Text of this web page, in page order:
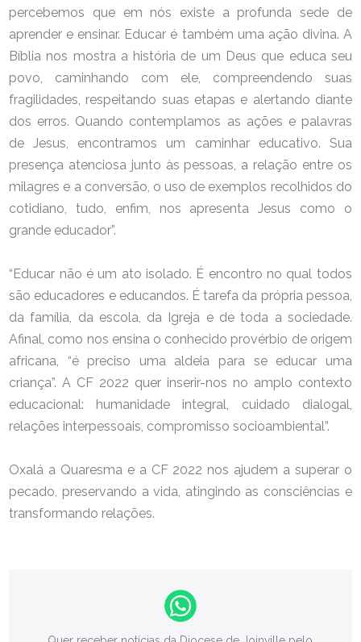
percebemos que em nós existe a profunda sede de
aprender e ensinar. Educar é também uma ação divina. A
Bíblia nos mostra a história de um Deus que educa seu
povo, caminhando com ele, compreendendo suas
fragilidades, respeitando suas etapas e alertando diante
dos erros. Quando contemplamos as ações e palavras
de Jesus, encontramos um caminhar educativo. Sua
presença atenciosa junto às pessoas, a relação entre os
milagres e a conversão, o uso de exemplos recolhidos do
cotidiano, tudo, enfim, nos apresenta Jesus como o
grande educador”.
“Educar não é um ato isolado. É encontro no qual todos
são educadores e educandos. É tarefa da própria pessoa,
da família, da escola, da Igreja e de toda a sociedade.
Afinal, como nos ensina o conhecido provérbio de origem
africana, “é preciso uma aldeia para se educar uma
criança”. A CF 2022 quer inserir-nos no amplo contexto
educacional: humanidade integral, cuidado dialogal,
relações interpessoais, compromisso socioambiental”.
Oxalá a Quaresma e a CF 2022 nos ajudem a superar o
pecado, preservando a vida, atingindo as consciências e
transformando relações.